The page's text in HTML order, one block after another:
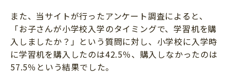
また、当サイトが行ったアンケート調査によると、
「お子さんが小学校入学のタイミングで、学習机を購
入しましたか？」という質問に対し、小学校に入学時
に学習机を購入したのは42.5％、購入しなかったのは
57.5％という結果でした。